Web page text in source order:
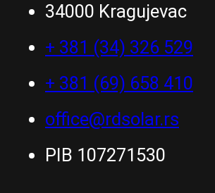
34000 Kragujevac
+ 381 (34) 326 529
+ 381 (69) 658 410
office@rdsolar.rs
PIB 107271530